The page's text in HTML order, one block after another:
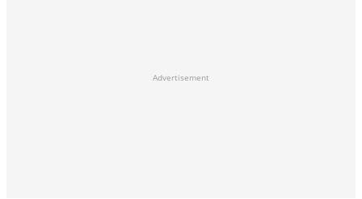
Advertisement